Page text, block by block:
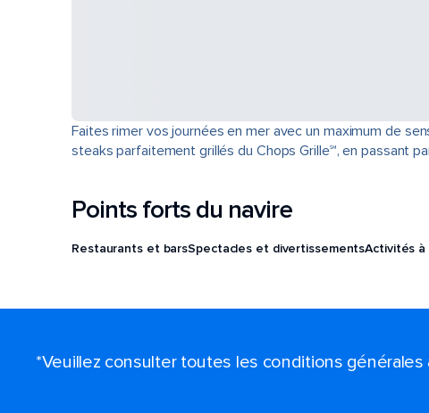
Faites rimer vos journées en mer avec un maximum de
steaks parfaitement grillés du Chops Grille℠, en passant
Points forts du navire
Restaurants et barsSpectacles et divertissementsActivités à
*Veuillez consulter toutes les conditions générales